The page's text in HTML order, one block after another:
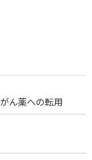
ん薬への転用